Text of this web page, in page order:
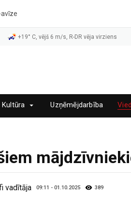
avīze
+19° C, vējš 6 m/s, R-DR vēja virziens
Kultūra Uzņēmējdarbība
vadītāja 09:11 - 01.10.2025 389